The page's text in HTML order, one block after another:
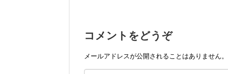
コメントをどうぞ
メールアドレスが公開されることはありません。